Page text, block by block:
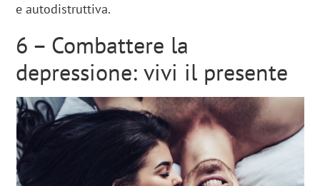
e autodistruttiva.
6 – Combattere la
depressione: vivi il presente